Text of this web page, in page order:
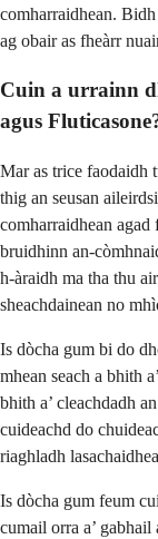
comharraidhean.
ag obair as fheàrr
Cuin a urrainn
agus
Mar as trice faodaidh
thig an seusan
comharraidhean
bruidhinn an-
h-àraidh ma tha thu
sheachdainean no
Is dòcha gum bi do
mhean seach a bhith
bhith a’ cleachdadh
cuideachd do
riaghladh
Is dòcha gum feum
cumail orra a’